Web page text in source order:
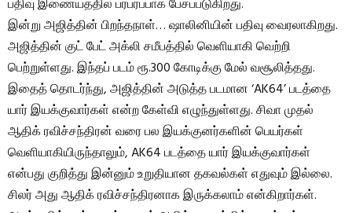
பதிவு இணையத்தில் பரபரப்பாக பேசப்படுகிறது.
இன்று அஜித்தின் பிறந்தநாள்… ஷாலினியின் பதிவு வைரலாகிறது.
அஜித்தின் குட் பேட் அக்லி சமீபத்தில் வெளியாகி வெற்றி
பெற்றுள்ளது. இந்தப் படம் ரூ.300 கோடிக்கு மேல் வசூலித்தது.
இதைத் தொடர்ந்து, அஜித்தின் அடுத்த படமான ‘AK64’ படத்தை
யார் இயக்குவார்கள் என்ற கேள்வி எழுந்துள்ளது. சிவா முதல்
ஆதிக் ரவிச்சந்திரன் வரை பல இயக்குனர்களின் பெயர்கள்
வெளியாகியிருந்தாலும், AK64 படத்தை யார் இயக்குவார்கள்
என்பது குறித்து இன்னும் உறுதியான தகவல்கள் எதுவும் இல்லை.
சிலர் அது ஆதிக் ரவிச்சந்திரனாக இருக்கலாம் என்கிறார்கள்.